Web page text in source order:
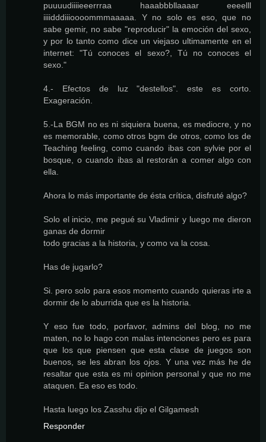
puuuudiiiieeerrraa haaabbbllaaaar eeeelll
iiiidddiiioooommmaaaaa. Y no solo es eso, que no
sabe gemir, no sabe "reproducir" la emoción del sexo,
y por lo tanto como dice un viejaso ultimamente en el
internet: "Tú conoces el sexo?, Tú no conoces el
sexo."
4.- Efectos de luz "destellos". este es corto.
Exageración.
5.-La BGM no es ni siquiera buena, es mediocre, y no
es memorable, como otros bgm de otros, como los de
Teaching feeling, como cuando ibas con sylvie por el
bosque, o cuando ibas al restorán a comer algo con
ella.
Ahora lo más importante de ésta crítica, disfruté algo?
Solo el inicio, me pegué su Vladimir y luego me dieron
ganas de dormir
todo gracias a la historia, y como va la cosa.
Has de jugarlo?
Si. pero solo para esos momento cuando quieras irte a
dormir de lo aburrida que es la historia.
Y eso fue todo, porfavor, admins del blog, no me
maten, no lo hago con malas intenciones pero es para
que los que piensen que esta clase de juegos son
buenos, se les abran los ojos. Y una vez más he de
resaltar que esta es mi opinion personal y que no me
ataquen. Ea eso es todo.
Hasta luego los Zasshu dijo el Gilgamesh
Responder